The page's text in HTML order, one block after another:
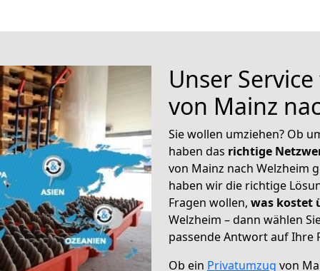
Unser
von Mainz
Sie wollen umziehen? Ob
haben das richtige
von Mainz nach Welzheim
haben wir die richtige
Fragen wollen, was kostet
Welzheim – dann wählen
passende Antwort auf Ihre
Ob ein Privatumzug von